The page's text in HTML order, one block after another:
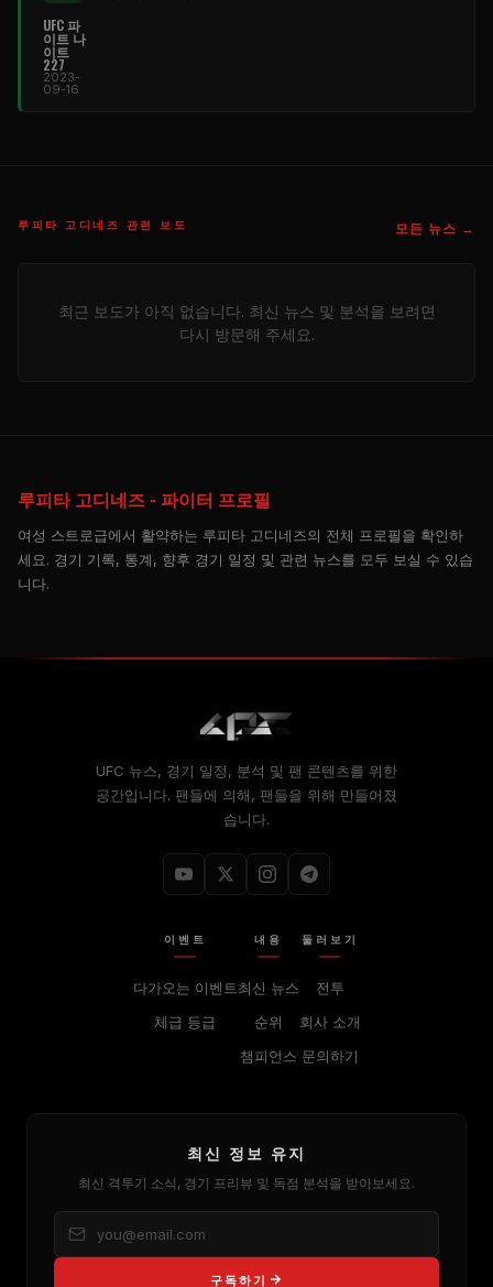
UFC 파
이트 나
이트
227
2023-
09-16
루피타 고디네즈 관련 보도 모든 뉴스 →
최근 보도가 아직 없습니다. 최신 뉴스 및 분석을 보려면
다시 방문해 주세요.
루피타 고디네즈 - 파이터 프로필
여성 스트로급에서 활약하는 루피타 고디네즈의 전체 프로필을 확인하
세요. 경기 기록, 통계, 향후 경기 일정 및 관련 뉴스를 모두 보실 수 있습
니다.
UFC 뉴스, 경기 일정, 분석 및 팬 콘텐츠를 위한
공간입니다. 팬들에 의해, 팬들을 위해 만들어졌
습니다.
이벤트
다가오는 이벤트
체급 등급
내용
최신 뉴스
순위
챔피언스
둘러보기
전투
회사 소개
문의하기
최신 정보 유지
최신 격투기 소식, 경기 프리뷰 및 독점 분석을 받아보세요.
구독하기